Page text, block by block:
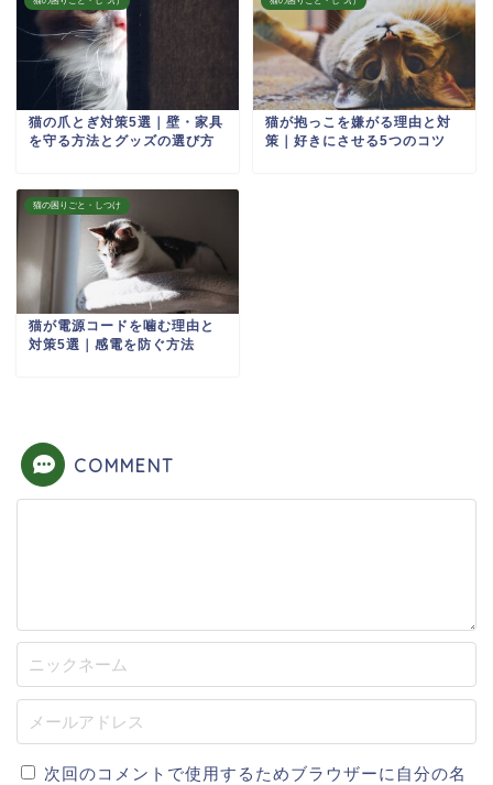
猫の爪とぎ対策5選｜壁・家具
を守る方法とグッズの選び方
猫が抱っこを嫌がる理由と対
策｜好きにさせる5つのコツ
猫の困りごと・しつけ
猫が電源コードを噛む理由と
対策5選｜感電を防ぐ方法
COMMENT
次回のコメントで使用するためブラウザーに自分の名